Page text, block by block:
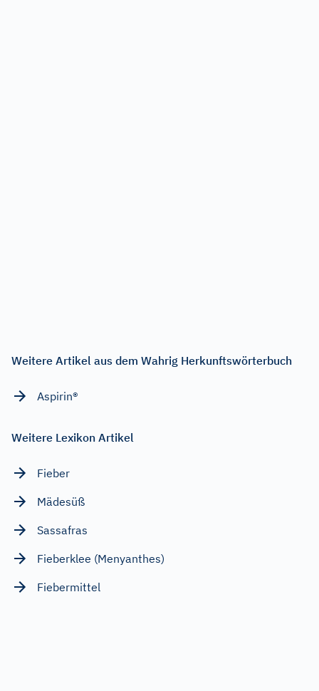
Weitere Artikel aus dem Wahrig Herkunftswörterbuch
Aspirin®
Weitere Lexikon Artikel
Fieber
Mädesüß
Sassafras
Fieberklee (Menyanthes)
Fiebermittel